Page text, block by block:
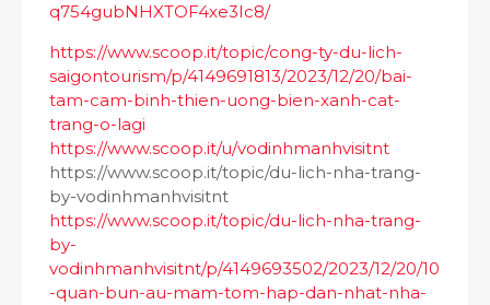
q754gubNHXTOF4xe3Ic8/
https://www.scoop.it/topic/cong-ty-du-lich-
saigontourism/p/4149691813/2023/12/20/bai-
tam-cam-binh-thien-uong-bien-xanh-cat-
trang-o-lagi
https://www.scoop.it/u/vodinhmanhvisitnt
https://www.scoop.it/topic/du-lich-nha-trang-
by-vodinhmanhvisitnt
https://www.scoop.it/topic/du-lich-nha-trang-
by-
vodinhmanhvisitnt/p/4149693502/2023/12/20/10
-quan-bun-au-mam-tom-hap-dan-nhat-nha-